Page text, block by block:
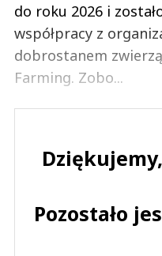
do roku 2026 i
współpracy z
dobrostanem
Farming. Zobo...
Pozostało